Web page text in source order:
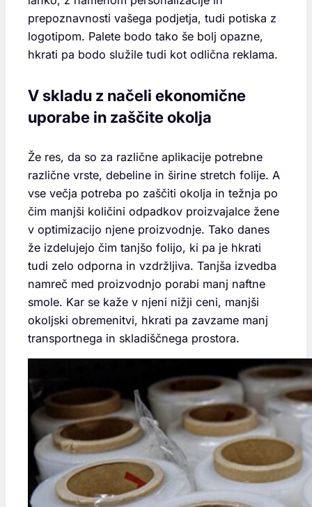
prepoznavnosti vašega podjetja, tudi potiska z
logotipom. Palete bodo tako še bolj opazne,
hkrati pa bodo služile tudi kot odlična reklama.
V skladu z načeli ekonomične
uporabe in zaščite okolja
Že res, da so za različne aplikacije potrebne
različne vrste, debeline in širine stretch folije. A
vse večja potreba po zaščiti okolja in težnja po
čim manjši količini odpadkov proizvajalce žene
v optimizacijo njene proizvodnje. Tako danes
že izdelujejo čim tanjšo folijo, ki pa je hkrati
tudi zelo odporna in vzdržljiva. Tanjša izvedba
namreč med proizvodnjo porabi manj naftne
smole. Kar se kaže v njeni nižji ceni, manjši
okoljski obremenitvi, hkrati pa zavzame manj
transportnega in skladiščnega prostora.